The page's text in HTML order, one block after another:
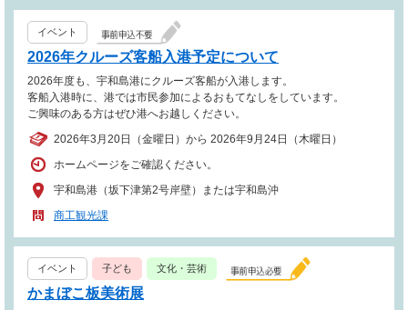
イベント
2026年クルーズ客船入港予定について
2026年度も、宇和島港にクルーズ客船が入港します。
客船入港時に、港では市民参加によるおもてなしをしています。
ご興味のある方はぜひ港へお越しください。
2026年3月20日（金曜日）から 2026年9月24日（木曜日）
ホームページをご確認ください。
宇和島港（坂下津第2号岸壁）または宇和島沖
商工観光課
イベント 子ども 文化・芸術
かまぼこ板美術展